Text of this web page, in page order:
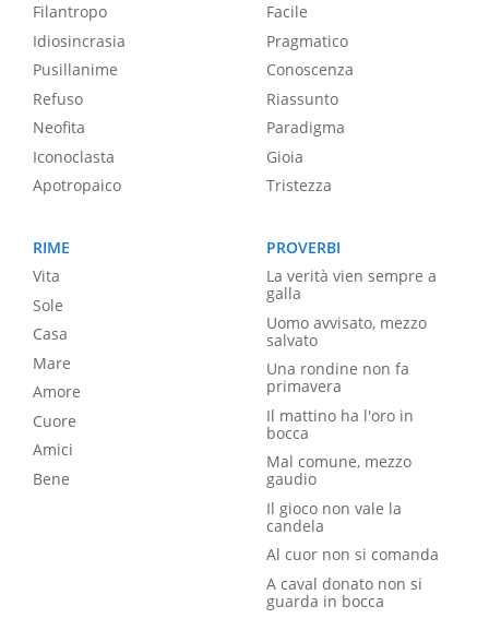
Filantropo
Idiosincrasia
Pusillanime
Refuso
Neofita
Iconoclasta
Apotropaico
Facile
Pragmatico
Conoscenza
Riassunto
Paradigma
Gioia
Tristezza
RIME
Vita
Sole
Casa
Mare
Amore
Cuore
Amici
Bene
PROVERBI
La verità vien sempre a
galla
Uomo avvisato, mezzo
salvato
Una rondine non fa
primavera
Il mattino ha l'oro in
bocca
Mal comune, mezzo
gaudio
Il gioco non vale la
candela
Al cuor non si comanda
A caval donato non si
guarda in bocca